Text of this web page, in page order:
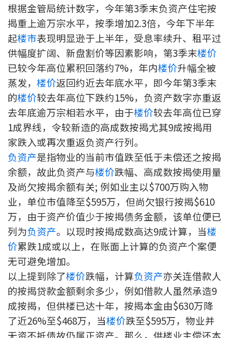
推荐齐齐友赏
按揭工具
按揭计算
转按计算
置业预算
供款年期计算
工商铺按揭计算
印花税计算
免费物业估价
下载中心
按揭全面睇
新闻/研究
公司动态
根据金管局统计数字，今年第3季末负资产住宅按
揭重上逾万宗水平，按季增加2.3倍，今年下半年
起楼市表现明显逊于上半年，受息率续升、租平过
供幅度扩阔、新盘割价等因素影响，第3季末楼价
已较今年高位累积回落约7%，年内楼价升幅全被
蒸发， 楼价返回约近去年底水平，即今年第3季末
的楼价较去年高位下跌约15%，负资产数字亦重返
去年底逾万宗相若水平，由于楼价较去年高位已穿
1成界线，令较新造的高成数按揭尤其9成按揭用
家跌入或再次重返负资产行列。
负资产是指物业的当前市值跌至低于未偿还之按揭
余额，故此负资产与楼价跌幅、高成数按揭使用量
及尚欠按揭余额有关; 例如业主以$700万购入物
业，单位市值降至$595万，但尚欠银行按揭$610
万，由于资产价值少于按揭债务金额，该单位便已
列为负资产。以现时按揭成数高达9成计算，当楼
价累跌1成或以上，在账面上计算的负资产个案便
无可避免增加。
以上提到除了楼价跌幅，计算负资产亦关连借款人
的按揭贷款金额剩余多少，例如借款人虽然承造9
成按揭，但供楼已达十年，按揭本金由$630万降
了近26%至$468万，当楼价跌至$595万，物业并
无资不抵债故仍属正资产。那么，供楼业主偿还本